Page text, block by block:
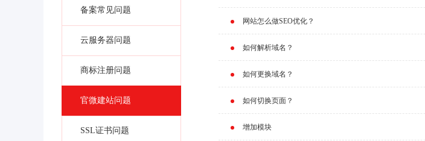
备案常见问题
云服务器问题
商标注册问题
官微建站问题
SSL证书问题
网站怎么做SEO优化？
如何解析域名？
如何更换域名？
如何切换页面？
增加模块